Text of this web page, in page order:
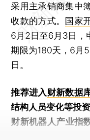
采用主承销商集中
收款的方式。 国家
6月2日至6月3日，
期限为180天，6月
日。
推荐进入财新数据
结构人员变化等投资
财新机器人产业指